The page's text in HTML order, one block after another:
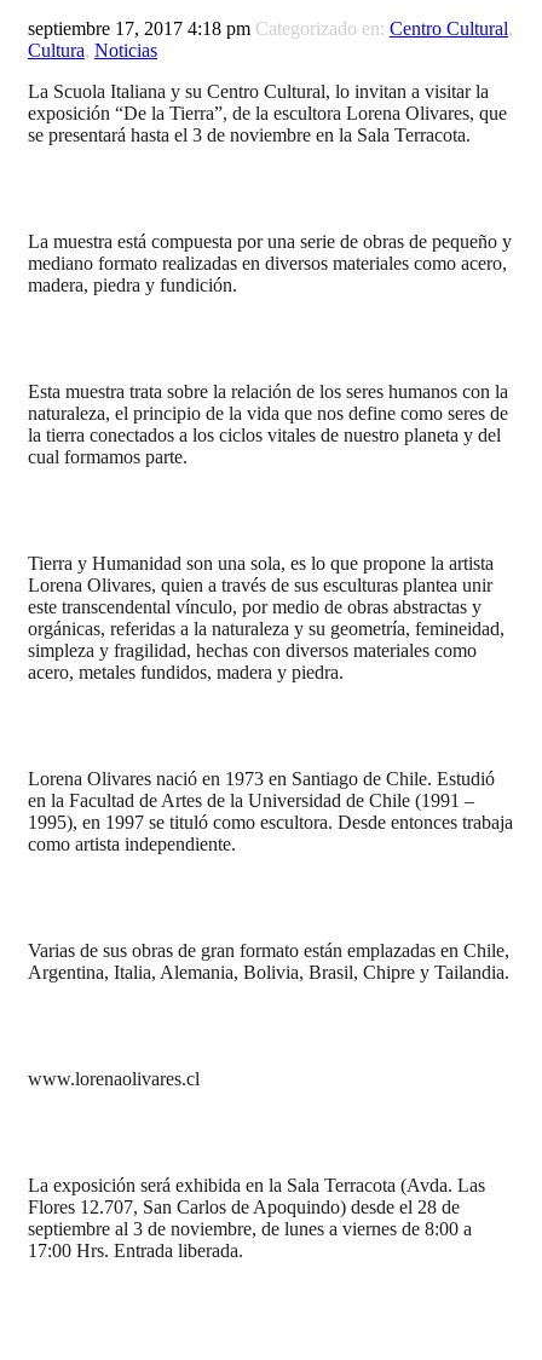
septiembre 17, 2017 4:18 pm Categorizado en: Centro Cultural,
Cultura, Noticias
La Scuola Italiana y su Centro Cultural, lo invitan a visitar la
exposición “De la Tierra”, de la escultora Lorena Olivares, que
se presentará hasta el 3 de noviembre en la Sala Terracota.
La muestra está compuesta por una serie de obras de pequeño y
mediano formato realizadas en diversos materiales como acero,
madera, piedra y fundición.
Esta muestra trata sobre la relación de los seres humanos con la
naturaleza, el principio de la vida que nos define como seres de
la tierra conectados a los ciclos vitales de nuestro planeta y del
cual formamos parte.
Tierra y Humanidad son una sola, es lo que propone la artista
Lorena Olivares, quien a través de sus esculturas plantea unir
este transcendental vínculo, por medio de obras abstractas y
orgánicas, referidas a la naturaleza y su geometría, femineidad,
simpleza y fragilidad, hechas con diversos materiales como
acero, metales fundidos, madera y piedra.
Lorena Olivares nació en 1973 en Santiago de Chile. Estudió
en la Facultad de Artes de la Universidad de Chile (1991 –
1995), en 1997 se tituló como escultora. Desde entonces trabaja
como artista independiente.
Varias de sus obras de gran formato están emplazadas en Chile,
Argentina, Italia, Alemania, Bolivia, Brasil, Chipre y Tailandia.
www.lorenaolivares.cl
La exposición será exhibida en la Sala Terracota (Avda. Las
Flores 12.707, San Carlos de Apoquindo) desde el 28 de
septiembre al 3 de noviembre, de lunes a viernes de 8:00 a
17:00 Hrs. Entrada liberada.